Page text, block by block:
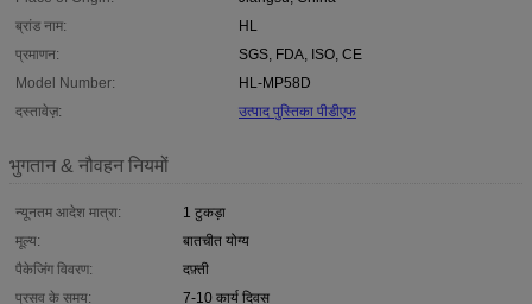
ब्रांड नाम:
HL
प्रमाणन:
SGS, FDA, ISO, CE
Model Number:
HL-MP58D
दस्तावेज़:
उत्पाद पुस्तिका पीडीएफ
भुगतान & नौवहन नियमों
न्यूनतम आदेश मात्रा:
1 टुकड़ा
मूल्य:
बातचीत योग्य
पैकेजिंग विवरण:
दफ़्ती
प्रसव के समय:
7-10 कार्य दिवस